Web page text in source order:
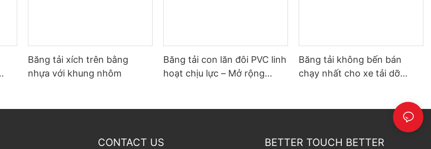
Băng tải xích trên bằng
nhựa với khung nhôm
Băng tải con lăn đôi PVC linh
hoạt chịu lực – Mở rộng
Băng tải không bến bán
chạy nhất cho xe tải dỡ
CONTACT US
BETTER TOUCH BETTER